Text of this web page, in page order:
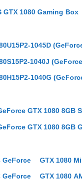
GTX 1080 Gaming Box
1045D
1040J
1040G
GTX 1080 8GB
GTX 1080 8GB
GeForce® GTX 1080
GeForce® GTX 1080